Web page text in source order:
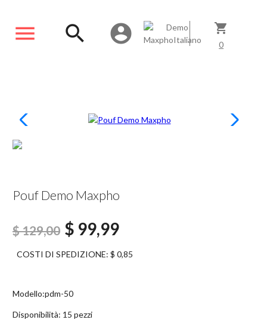
menu shopping_cart
0
account_circle
search
#SCONTATO22%
Pouf Demo Maxpho
$ 129,00 $ 99,99
COSTI DI SPEDIZIONE: $ 0,85
Modello:pdm-50
Disponibilità: 15 pezzi